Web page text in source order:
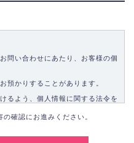
問い合わせにあたり、お客様の個
預かりすることがあります。
るよう、個人情報に関する法令を
の確認にお進みください。